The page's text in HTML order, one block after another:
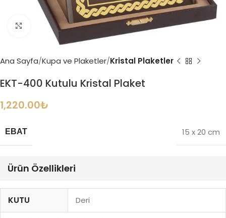
Büyütmek için tıklayın
Ana Sayfa Kupa ve Plaketler Kristal Plaketler
EKT-400 Kutulu Kristal Plaket
1,220.00₺
EBAT 15 x 20 cm
Ürün Özellikleri
KUTU Deri